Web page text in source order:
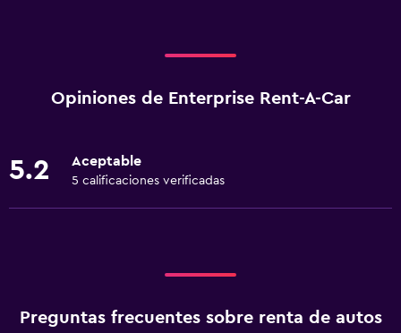
Opiniones de Enterprise Rent-A-Car
5.2 Aceptable
5 calificaciones verificadas
Preguntas frecuentes sobre renta de autos